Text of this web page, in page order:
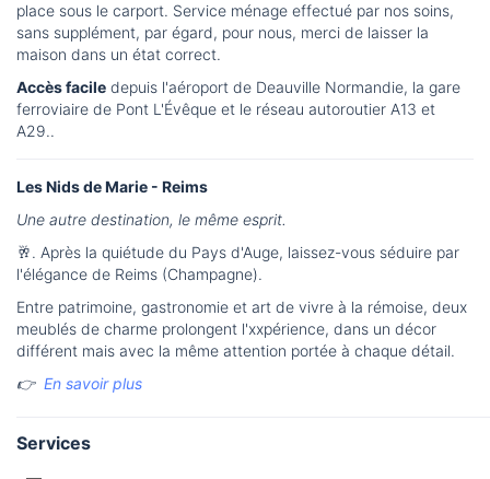
place sous le carport. Service ménage effectué par nos soins,
sans supplément, par égard, pour nous, merci de laisser la
maison dans un état correct.
Accès facile depuis l'aéroport de Deauville Normandie, la gare
ferroviaire de Pont L'Évêque et le réseau autoroutier A13 et
A29..
Les Nids de Marie - Reims
Une autre destination, le même esprit.
🥂. Après la quiétude du Pays d'Auge, laissez-vous séduire par
l'élégance de Reims (Champagne).
Entre patrimoine, gastronomie et art de vivre à la rémoise, deux
meublés de charme prolongent l'xxpérience, dans un décor
différent mais avec la même attention portée à chaque détail.
👉 En savoir plus
Services